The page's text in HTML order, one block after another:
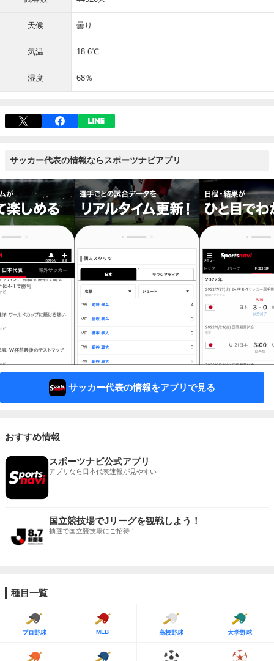
天候 曇り
気温 18.6℃
湿度 68％
サッカー代表の情報ならスポーツナビアプリ
サッカー代表の情報をアプリで見る
おすすめ情報
スポーツナビ公式アプリ
アプリなら日本代表速報が見やすい
国立競技場でJリーグを観戦しよう！
抽選で国立競技場にご招待！
種目一覧
プロ野球 MLB 高校野球 大学野球